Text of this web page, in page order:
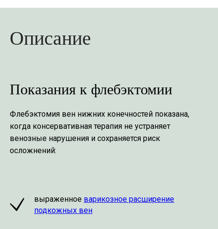
Описание
Показания к флебэктомии
Флебэктомия вен нижних конечностей показана,
когда консервативная терапия не устраняет
венозные нарушения и сохраняется риск
осложнений:
выраженное варикозное расширение
подкожных вен